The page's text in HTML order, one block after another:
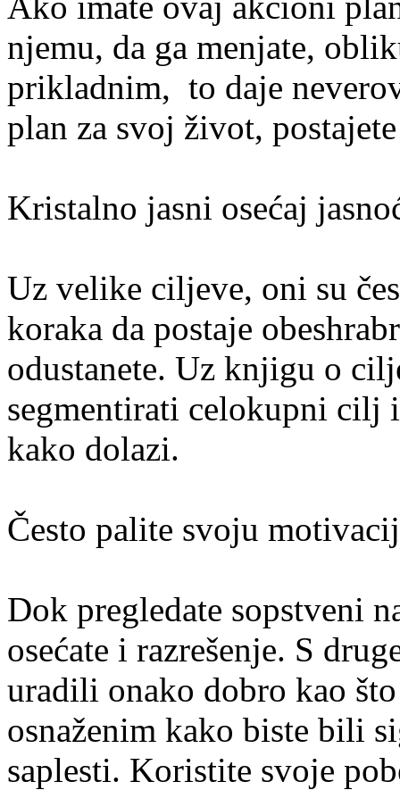
njemu, da ga menjate,
prikladnim, to daje
plan za svoj život,
Kristalno jasni osećaj
Uz velike ciljeve, oni su
koraka da postaje
odustanete. Uz knjigu o
segmentirati celokupni cilj
kako dolazi.
Često palite svoju
Dok pregledate sopstveni
osećate i razrešenje. S
uradili onako dobro kao što
osnaženim kako biste bili
saplesti. Koristite svoje